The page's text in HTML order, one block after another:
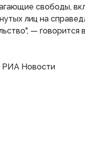
свободы,
лиц на
— говорится
РИА Новости